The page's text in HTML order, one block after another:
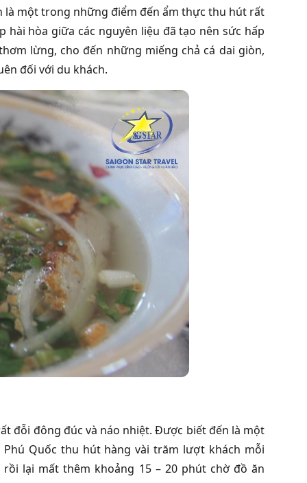
một trong những điểm đến ẩm thực thu hút rất
hòa giữa các nguyên liệu đã tạo nên sức hấp
lừng, cho đến những miếng chả cá dai giòn,
đối với du khách.
đỗi đông đúc và náo nhiệt.Được biết đến là một
Quốc thu hút hàng vài trăm lượt khách mỗi
lại mất thêm khoảng 15 – 20 phút chờ đồ ăn